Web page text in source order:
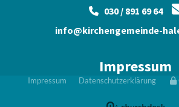
030 / 891 69 64
info@kirchengemeinde-
Impressum
Impressum Datenschutzerklärung